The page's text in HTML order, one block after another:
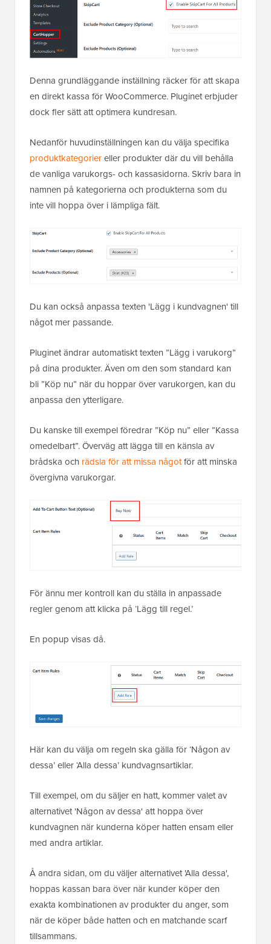
Denna grundläggande inställning räcker för att skapa
en direkt kassa för WooCommerce. Pluginet erbjuder
dock fler sätt att optimera kundresan.
Nedanför huvudinställningen kan du välja specifika
produktkategoriereller produkter där du vill behålla
de vanliga varukorgs- och kassasidorna. Skriv bara in
namnen på kategorierna och produkterna som du
inte vill hoppa över i lämpliga fält.
Du kan också anpassa texten 'Lägg i kundvagnen' till
något mer passande.
Pluginet ändrar automatiskt texten ”Lägg i varukorg”
på dina produkter. Även om den som standard kan
bli ”Köp nu” när du hoppar över varukorgen, kan du
anpassa den ytterligare.
Du kanske till exempel föredrar ”Köp nu” eller ”Kassa
omedelbart”. Överväg att lägga till en känsla av
brådska och rädsla för att missa någotför att minska
övergivna varukorgar.
För ännu mer kontroll kan du ställa in anpassade
regler genom att klicka på ‘Lägg till regel.’
En popup visas då.
Här kan du välja om regeln ska gälla för ‘Någon av
dessa’ eller ‘Alla dessa’ kundvagnsartiklar.
Till exempel, om du säljer en hatt, kommer valet av
alternativet 'Någon av dessa' att hoppa över
kundvagnen när kunderna köper hatten ensam eller
med andra artiklar.
Å andra sidan, om du väljer alternativet 'Alla dessa',
hoppas kassan bara över när kunder köper den
exakta kombinationen av produkter du anger, som
när de köper både hatten och en matchande scarf
tillsammans.